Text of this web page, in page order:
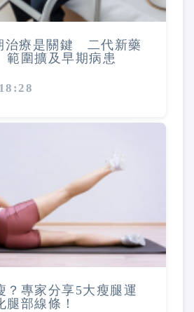
治療是關鍵 二代新藥
圍擴及早期病患
？專家分享5大瘦腿運
部線條！